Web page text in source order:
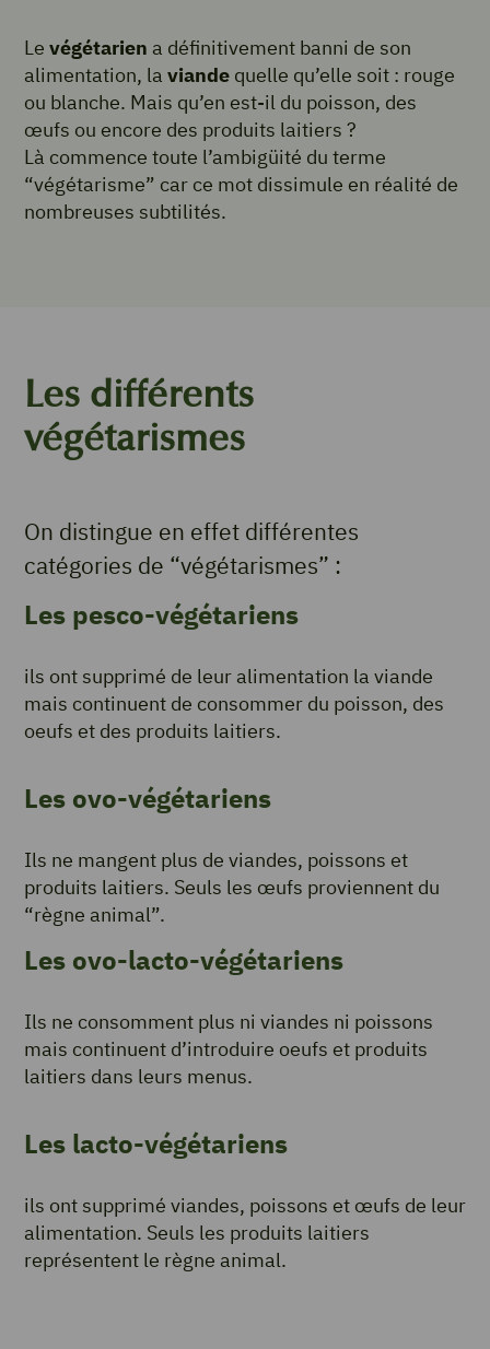
Le végétarien a définitivement banni de son
alimentation, la viande quelle qu’elle soit : rouge
ou blanche. Mais qu’en est-il du poisson, des
œufs ou encore des produits laitiers ?
Là commence toute l’ambigüité du terme
“végétarisme” car ce mot dissimule en réalité de
nombreuses subtilités.
Les différents
végétarismes
On distingue en effet différentes
catégories de “végétarismes” :
Les pesco-végétariens
ils ont supprimé de leur alimentation la viande
mais continuent de consommer du poisson, des
oeufs et des produits laitiers.
Les ovo-végétariens
Ils ne mangent plus de viandes, poissons et
produits laitiers. Seuls les œufs proviennent du
“règne animal”.
Les ovo-lacto-végétariens
Ils ne consomment plus ni viandes ni poissons
mais continuent d’introduire oeufs et produits
laitiers dans leurs menus.
Les lacto-végétariens
ils ont supprimé viandes, poissons et œufs de leur
alimentation. Seuls les produits laitiers
représentent le règne animal.